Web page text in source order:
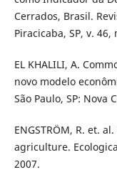
Cerrados, Brasil.
Piracicaba, SP, v.
EL KHALILI, A.
novo modelo
São Paulo, SP: Nova
ENGSTRÖM, R. et.
agriculture.
2007.